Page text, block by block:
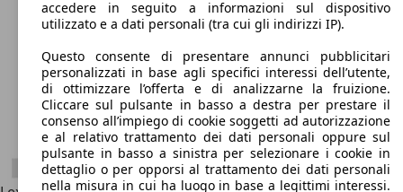
accedere in seguito a informazioni sul dispositivo
utilizzato e a dati personali (tra cui gli indirizzi IP).
Questo consente di presentare annunci pubblicitari
personalizzati in base agli specifici interessi dell’utente,
di ottimizzare l’offerta e di analizzarne la fruizione.
Cliccare sul pulsante in basso a destra per prestare il
consenso all’impiego di cookie soggetti ad autorizzazione
e al relativo trattamento dei dati personali oppure sul
pulsante in basso a sinistra per selezionare i cookie in
dettaglio o per opporsi al trattamento dei dati personali
nella misura in cui ha luogo in base a legittimi interessi.